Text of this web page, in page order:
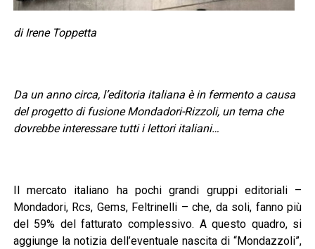
di Irene Toppetta
Da un anno circa, l’editoria italiana è in fermento a causa
del progetto di fusione Mondadori-Rizzoli, un tema che
dovrebbe interessare tutti i lettori italiani…
Il mercato italiano ha pochi grandi gruppi editoriali –
Mondadori, Rcs, Gems, Feltrinelli – che, da soli, fanno più
del 59% del fatturato complessivo. A questo quadro, si
aggiunge la notizia dell’eventuale nascita di “Mondazzoli”,